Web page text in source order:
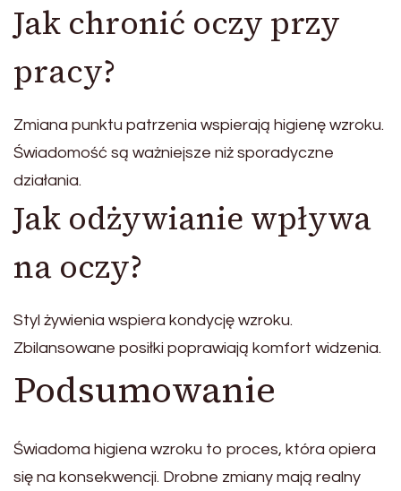
Jak chronić oczy przy
pracy?
Zmiana punktu patrzenia wspierają higienę wzroku.
Świadomość są ważniejsze niż sporadyczne
działania.
Jak odżywianie wpływa
na oczy?
Styl żywienia wspiera kondycję wzroku.
Zbilansowane posiłki poprawiają komfort widzenia.
Podsumowanie
Świadoma higiena wzroku to proces, która opiera
się na konsekwencji. Drobne zmiany mają realny